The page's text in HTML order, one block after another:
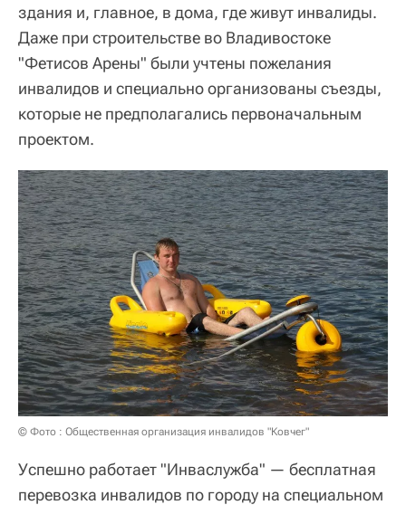
здания и, главное, в дома, где живут инвалиды.
Даже при строительстве во Владивостоке
"Фетисов Арены" были учтены пожелания
инвалидов и специально организованы съезды,
которые не предполагались первоначальным
проектом.
© Фото : Общественная организация инвалидов "Ковчег"
Успешно работает "Инваслужба" — бесплатная
перевозка инвалидов по городу на специальном